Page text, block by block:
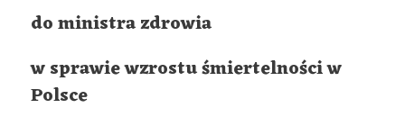
do ministra zdrowia
w sprawie wzrostu śmiertelności w
Polsce